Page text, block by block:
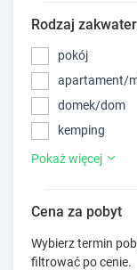
Rodzaj
pokój
apartament/
domek/dom
kemping
Pokaż więcej
Cena za pobyt
Wybierz termin
filtrować po cenie.